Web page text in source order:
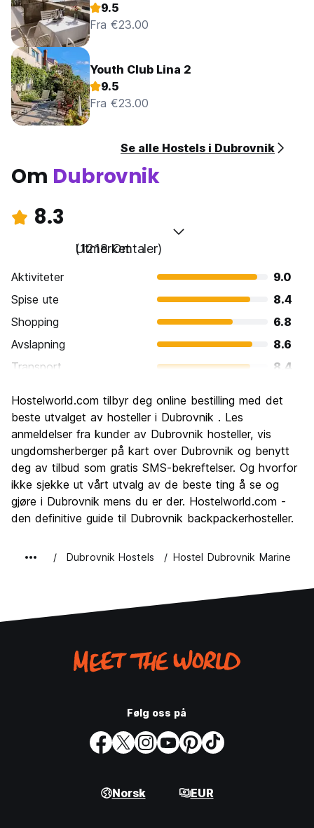
9.5
Fra €23.00
Youth Club Lina 2
9.5
Fra €23.00
Se alle Hostels i Dubrovnik
Om Dubrovnik
8.3
Utmerket
(1218 Omtaler)
Aktiviteter
9.0
Spise ute
8.4
Shopping
6.8
Avslapning
8.6
Transport
8.4
Kultur
Feste
Verdi for pengene
7.5
Hostelworld.com tilbyr deg online bestilling med det
beste utvalget av hosteller i Dubrovnik . Les
anmeldelser fra kunder av Dubrovnik hosteller, vis
ungdomsherberger på kart over Dubrovnik og benytt
deg av tilbud som gratis SMS-bekreftelser. Og hvorfor
ikke sjekke ut vårt utvalg av de beste ting å se og
gjøre i Dubrovnik mens du er der. Hostelworld.com -
den definitive guide til Dubrovnik backpackerhosteller.
Dubrovnik Hostels Hostel Dubrovnik Marine
Følg oss på
Norsk EUR